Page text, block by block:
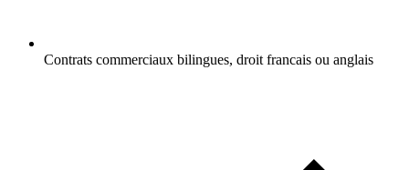
Contrats commerciaux bilingues, droit francais ou anglais